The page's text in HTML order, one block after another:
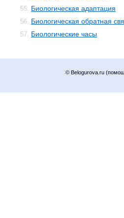
55. Биологическая адаптация
56. Биологическая обратная
57. Биологические часы
© Belogurova.ru